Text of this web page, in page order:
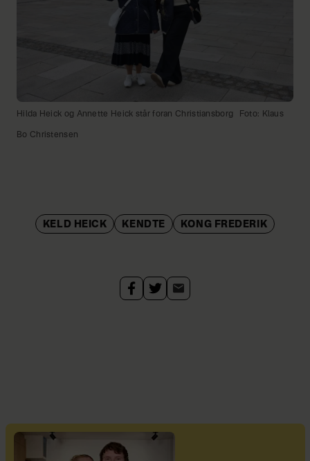
Hilda Heick og Annette Heick står foran Christiansborg Foto: Klaus
Bo Christensen
KELD HEICK KENDTE KONG FREDERIK